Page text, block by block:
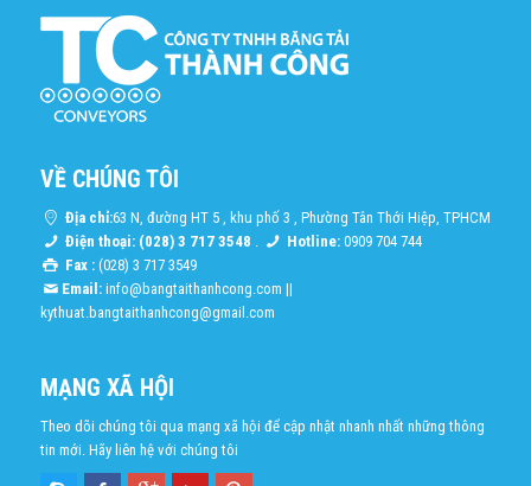
VỀ CHÚNG TÔI
Địa chỉ:63 N, đường HT 5 , khu phố 3 , Phường Tân Thới Hiệp, TPHCM
Điện thoại: (028) 3 717 3548 . Hotline: 0909 704 744
Fax :(028) 3 717 3549
Email: info@bangtaithanhcong.com ||
kythuat.bangtaithanhcong@gmail.com
MẠNG XÃ HỘI
Theo dõi chúng tôi qua mạng xã hội để cập nhật nhanh nhất những thông
tin mới. Hãy liên hệ với chúng tôi